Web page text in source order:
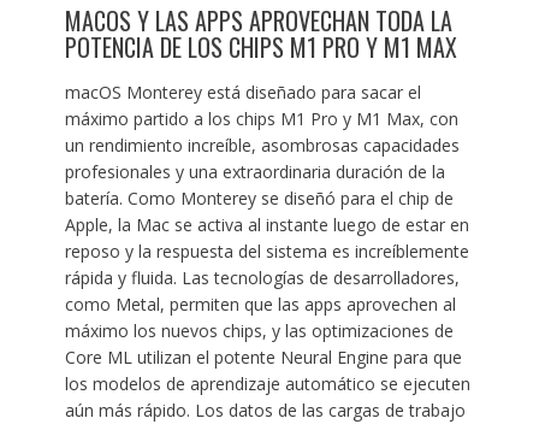
MACOS Y LAS APPS APROVECHAN TODA LA
POTENCIA DE LOS CHIPS M1 PRO Y M1 MAX
macOS Monterey está diseñado para sacar el
máximo partido a los chips M1 Pro y M1 Max, con
un rendimiento increíble, asombrosas capacidades
profesionales y una extraordinaria duración de la
batería. Como Monterey se diseñó para el chip de
Apple, la Mac se activa al instante luego de estar en
reposo y la respuesta del sistema es increíblemente
rápida y fluida. Las tecnologías de desarrolladores,
como Metal, permiten que las apps aprovechen al
máximo los nuevos chips, y las optimizaciones de
Core ML utilizan el potente Neural Engine para que
los modelos de aprendizaje automático se ejecuten
aún más rápido. Los datos de las cargas de trabajo